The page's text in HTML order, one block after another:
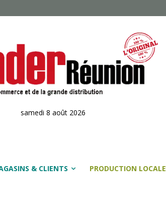
samedi 8 août 2026
& CLIENTS PRODUCTION LOCALE